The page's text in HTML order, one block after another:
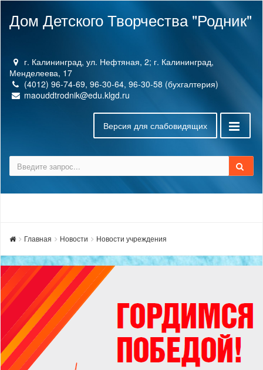
Дом Детского Творчества "Родник"
г. Калининград, ул. Нефтяная, 2; г. Калининград,
Менделеева, 17
(4012) 96-74-69, 96-30-64, 96-30-58 (бухгалтерия)
maouddtrodnik@edu.klgd.ru
Версия для слабовидящих
Главная Новости Новости учреждения